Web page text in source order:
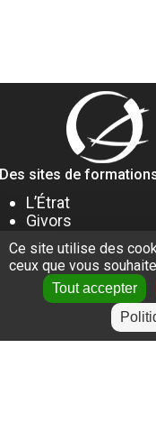
sites de
L’Étrat
Givors
Villeurbanne
Lyon
Le Puy-en-Velay
Ce site utilise des
ceux que vous
Tout accepter